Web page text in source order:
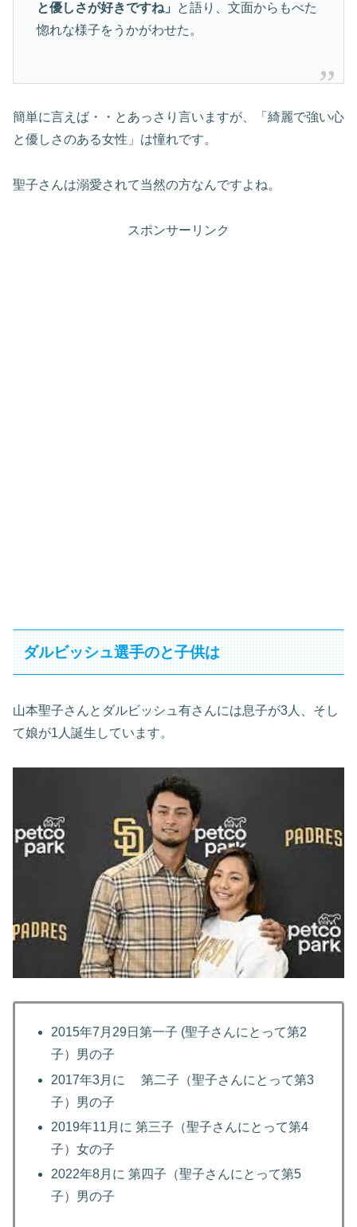
と優しさが好きですね」
と語り、文面からもべた
惚れな様子をうかがわせた。
簡単に言えば・・とあっさり言いますが、「綺麗で強い心
と優しさのある女性」は憧れです。
聖子さんは溺愛されて当然の方なんですよね。
スポンサーリンク
ダルビッシュ選手のと子供は
山本聖子さんとダルビッシュ有さんには息子が3人、そし
て娘が1人誕生しています。
2015年7月29日第一子 (聖子さんにとって第2
子）男の子
2017年3月に 第二子（聖子さんにとって第3
子）男の子
2019年11月に 第三子（聖子さんにとって第4
子）女の子
2022年8月に 第四子（聖子さんにとって第5
子）男の子